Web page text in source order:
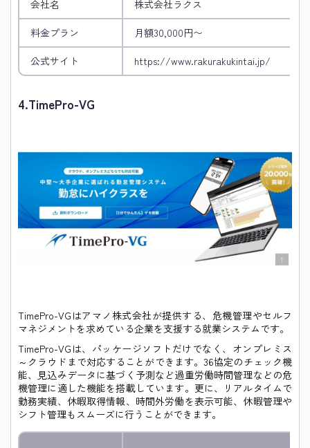
会社名 株式会社ラクス
料金プラン 月額30,000円〜
公式サイト https://www.rakurakukintai.jp/
4.TimePro-VG
TimePro-VGはアマノ株式会社が提供する、危機管理やセルフ
マネジメントを求めている企業を支援する就業システムです。
TimePro-VGは、パッケージソフトだけでなく、オンプレミス
～クラウドまで対応することができます。36協定のチェック機
能、見込みデータに基づく予測など過重労働時間管理などの危
機管理に適した機能を搭載しています。更に、リアルタイムで
勤務実績、休暇取得情報、時間外労働を表示可能、休暇管理や
シフト管理もスムーズに行うことができます。